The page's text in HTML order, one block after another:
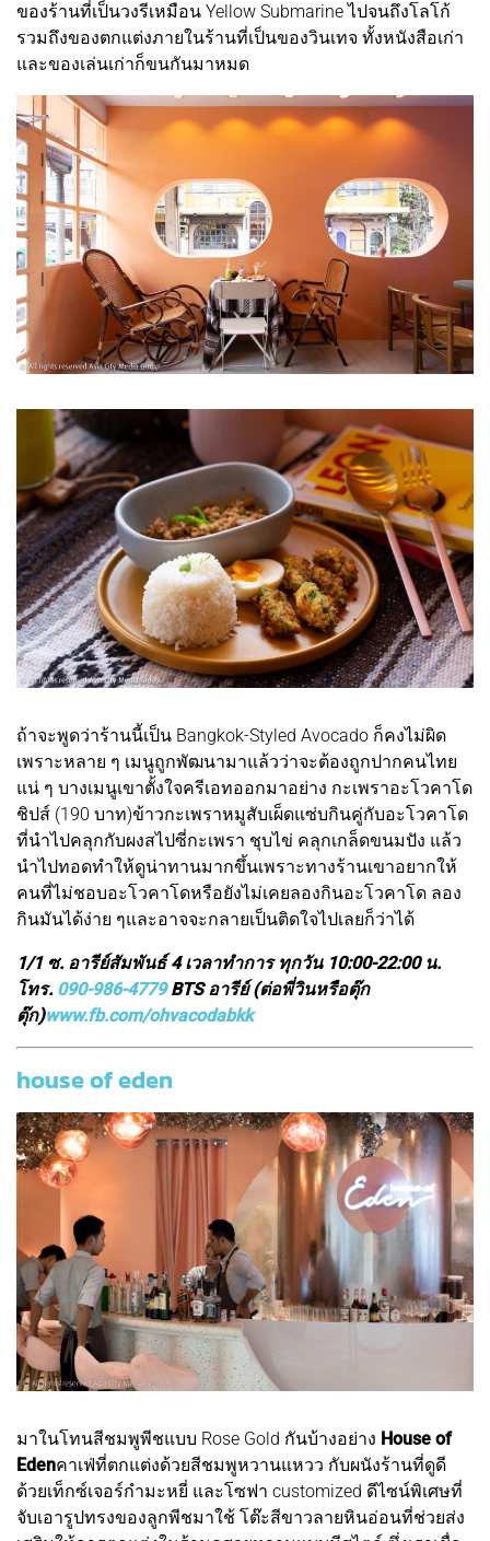
ของร้านที่เป็นวงรีเหมือน Yellow Submarine ไปจนถึงโลโก้
รวมถึงของตกแต่งภายในร้านที่เป็นของวินเทจ ทั้งหนังสือเก่า
และของเล่นเก่าก็ขนกันมาหมด
ถ้าจะพูดว่าร้านนี้เป็น Bangkok-Styled Avocado ก็คงไม่ผิด
เพราะหลาย ๆ เมนูถูกพัฒนามาแล้วว่าจะต้องถูกปากคนไทย
แน่ ๆ บางเมนูเขาตั้งใจครีเอทออกมาอย่าง กะเพราอะโวคาโด
ชิปส์ (190 บาท)ข้าวกะเพราหมูสับเผ็ดแซ่บกินคู่กับอะโวคาโด
ที่นำไปคลุกกับผงสไปซี่กะเพรา ชุบไข่ คลุกเกล็ดขนมปัง แล้ว
นำไปทอดทำให้ดูน่าทานมากขึ้นเพราะทางร้านเขาอยากให้
คนที่ไม่ชอบอะโวคาโดหรือยังไม่เคยลองกินอะโวคาโด ลอง
กินมันได้ง่าย ๆและอาจจะกลายเป็นติดใจไปเลยก็ว่าได้
1/1 ซ. อารีย์สัมพันธ์ 4 เวลาทำการ ทุกวัน 10:00-22:00 น.
โทร. 090-986-4779BTS อารีย์ (ต่อพี่วินหรือตุ๊ก
ตุ๊ก)www.fb.com/ohvacodabkk
house of eden
มาในโทนสีชมพูพีชแบบ Rose Gold กันบ้างอย่าง House of
Edenคาเฟ่ที่ตกแต่งด้วยสีชมพูหวานแหวว กับผนังร้านที่ดูดี
ด้วยเท็กซ์เจอร์กำมะหยี่ และโซฟา customized ดีไซน์พิเศษที่
จับเอารูปทรงของลูกพีชมาใช้ โต๊ะสีขาวลายหินอ่อนที่ช่วยส่ง